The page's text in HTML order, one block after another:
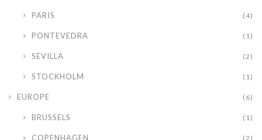
PARIS (4)
PONTEVEDRA (1)
SEVILLA (2)
STOCKHOLM (1)
EUROPE (6)
BRUSSELS (1)
COPENHAGEN (2)